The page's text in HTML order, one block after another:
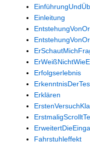
Einleitung
Erfolgserlebnis
Erklären
Fahrstuhleffekt